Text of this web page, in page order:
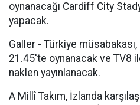
oynanacağı Cardiff City
yapacak.
Galler - Türkiye
21.45'te oynanacak ve TV8
naklen yayınlanacak.
A Millî Takım, İzlanda